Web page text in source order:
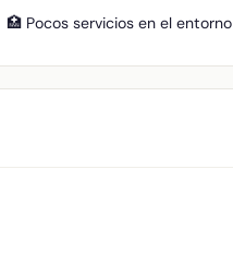
🏥 Pocos servicios en el entorno